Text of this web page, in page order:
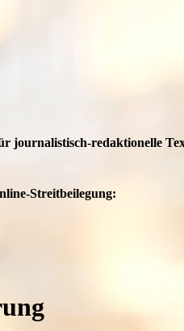
journalistisch-redaktionelle
Streitbeilegung: